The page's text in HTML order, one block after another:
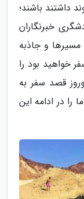
داشتند باشند؛
خبرنگاران
مسیرها و جاذبه
خواهید بود را
قصد سفر به
را در ادامه این